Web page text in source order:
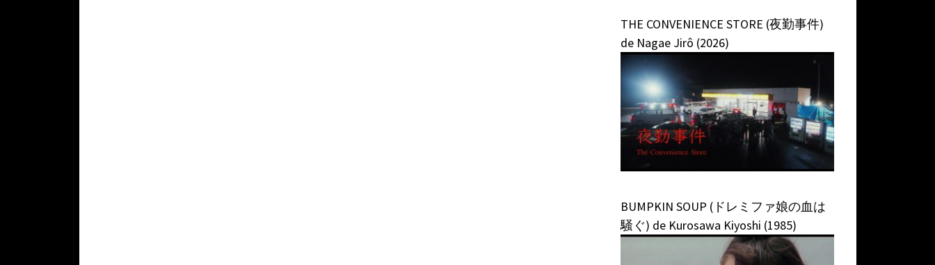
THE CONVENIENCE STORE (夜勤事件)
de Nagae Jirô (2026)
BUMPKIN SOUP (ドレミファ娘の血は
騒ぐ) de Kurosawa Kiyoshi (1985)